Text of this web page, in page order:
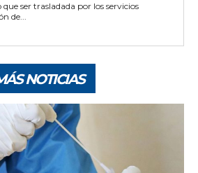
ser trasladada por los servicios
de...
NOTICIAS